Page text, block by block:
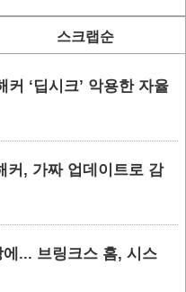
스크랩순
‘딥시크’ 악용한 자율
커, 가짜 업데이트로 감
... 브링크스 홈, 시스